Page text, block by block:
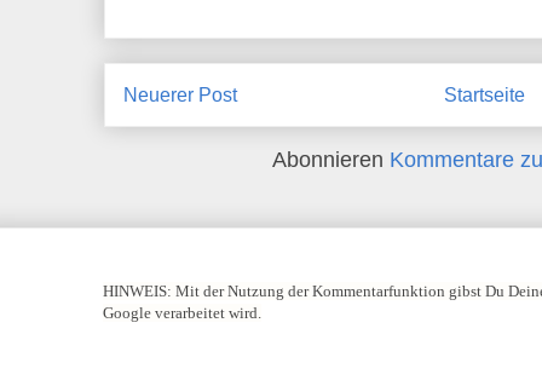
Neuerer Post Startseite
Abonnieren Kommentare
HINWEIS: Mit der Nutzung der Kommentarfunktion gibst Du
Google verarbeitet wird.